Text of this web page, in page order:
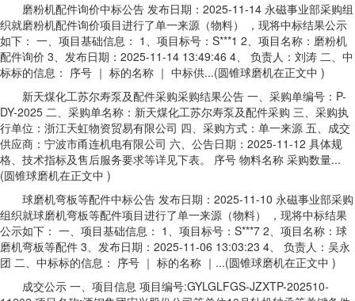
磨粉机配件询价中标公告 发布日期：2025-11-14 永磁事业部采购组
织就磨粉机配件询价项目进行了单一来源（物料） ，现将中标结果公示
如下： 一、项目基础信息： 1、项目标号：S***1 2、项目名称：磨粉机
配件询价 3、发布日期：2025-11-14 13:49:46 4、 负责人：刘涛 二、中
标标的信息： 序号 ｜ 标的名称 ｜ 中标供...(圆锥球磨机在正文中 )
新天煤化工苏尔寿泵及配件采购采购结果公告 一、采购单编号：P-
DY-2025 二、采购单名称：新天煤化工苏尔寿泵及配件采购 三、采购执
行单位：浙江天虹物资贸易有限公司 四、采购方式：单一来源 五、成交
供应商：宁波市甬连机电有限公司 六、公告日期：2025-11-12 具体规
格、技术指标及售后服务要求等详见下表。 序号 物料名称 采购数量...
(圆锥球磨机在正文中 )
球磨机弯板等配件中标公告 发布日期：2025-11-10 永磁事业部采购
组织就球磨机弯板等配件项目进行了单一来源（物料） ，现将中标结果
公示如下： 一、项目基础信息： 1、项目标号：S***7 2、项目名称：球
磨机弯板等配件 3、发布日期：2025-11-06 13:03:23 4、 负责人：吴永
团 二、中标标的信息： 序号 ｜ 标的名称 ｜...(圆锥球磨机在正文中 )
成交公示 一、项目信息 项目编号:GYLGLFGS-JZXTP-202510-